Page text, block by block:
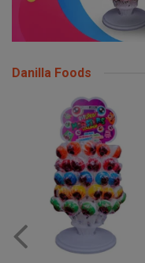
Danilla Foods